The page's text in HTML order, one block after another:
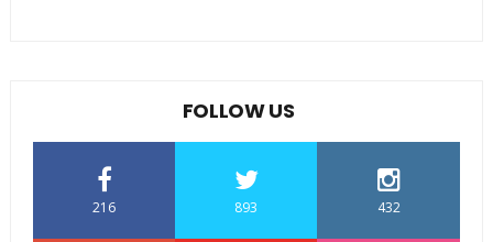
FOLLOW US
216 893 432